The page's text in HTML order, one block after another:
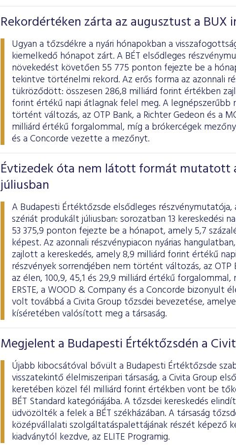
Rekordértéken zárta az augusztust a BUX
Ugyan a tőzsdékre a nyári hónapokban a
kiemelkedő hónapot zárt. A BÉT elsődleges
növekedést követően 55 775 ponton fejezte be a
tekintve történelmi rekord. Az erős forma az azonnali
tükröződött: összesen 286,8 milliárd forint értékben
forint értékű napi átlagnak felel meg. A legnépszerűbb
történt változás, az OTP Bank, a Richter Gedeon és a
milliárd értékű forgalommal, míg a brókercégek
és a Concorde vezette a mezőnyt.
Évtizedek óta nem látott formát mutatott
júliusban
A Budapesti Értéktőzsde elsődleges
szériát produkált júliusban: sorozatban 13 kereskedési
53 375,9 ponton fejezte be a hónapot, amely 5,7
képest. Az azonnali részvénypiacon nyárias
zajlott a kereskedés, amely 8,9 milliárd forint értékű
részvények sorrendjében nem történt változás, az OTP
az élen, 100,9, 45,1 és 29,9 milliárd értékű
ERSTE, a WOOD & Company és a Concorde bizonyult
volt továbbá a Civita Group tőzsdei bevezetése,
kíséretében valósított meg a társaság.
Megjelent a Budapesti Értéktőzsdén a
Újabb kibocsátóval bővült a Budapesti Értéktőzsde
visszatekintő élelmiszeripari társaság, a Civita Group
keretében közel fél milliárd forint értékben vont be
BÉT Standard kategóriájába. A tőzsdei kereskedés
üdvözölték a felek a BÉT székházában. A társaság
középvállalati szolgáltatáspalettájának részét képező
kiadványtól kezdve, az ELITE Programig.